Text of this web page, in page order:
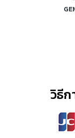
วิธีก